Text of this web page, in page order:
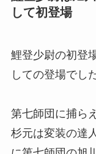
して初登場
鯉登少尉の初登
しての登場でした
第七師団に捕ら
杉元は変装の達